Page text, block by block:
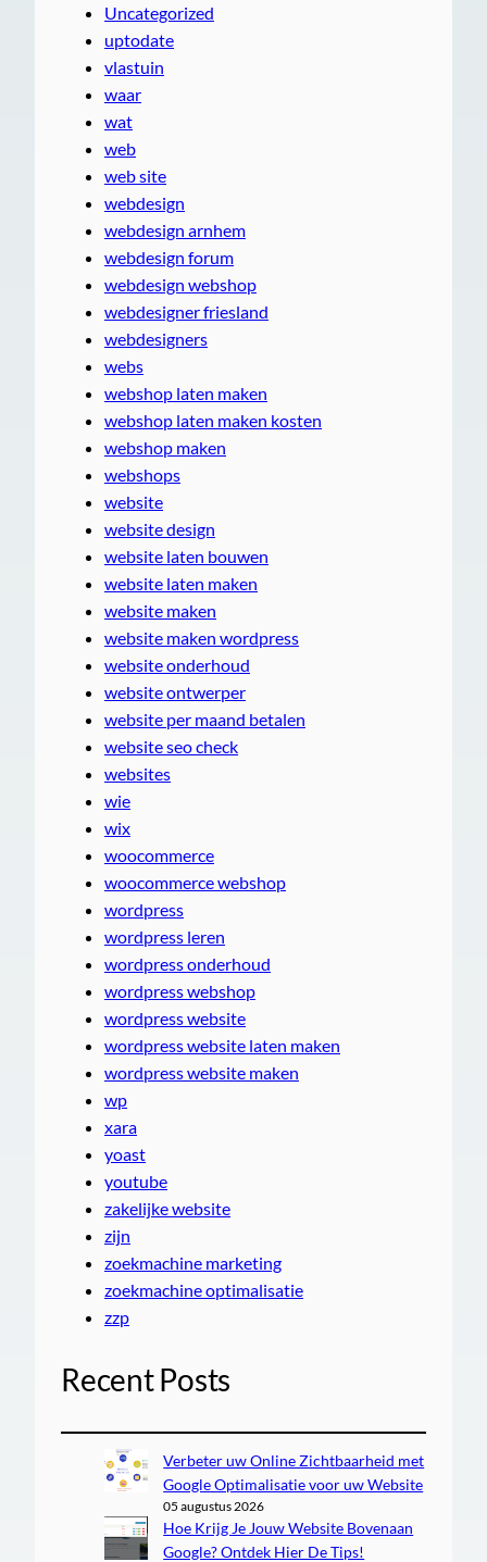
Uncategorized
uptodate
vlastuin
waar
wat
web
web site
webdesign
webdesign arnhem
webdesign forum
webdesign webshop
webdesigner friesland
webdesigners
webs
webshop laten maken
webshop laten maken kosten
webshop maken
webshops
website
website design
website laten bouwen
website laten maken
website maken
website maken wordpress
website onderhoud
website ontwerper
website per maand betalen
website seo check
websites
wie
wix
woocommerce
woocommerce webshop
wordpress
wordpress leren
wordpress onderhoud
wordpress webshop
wordpress website
wordpress website laten maken
wordpress website maken
wp
xara
yoast
youtube
zakelijke website
zijn
zoekmachine marketing
zoekmachine optimalisatie
zzp
Recent Posts
Verbeter uw Online Zichtbaarheid met
Google Optimalisatie voor uw Website
05 augustus 2026
Hoe Krijg Je Jouw Website Bovenaan
Google? Ontdek Hier De Tips!